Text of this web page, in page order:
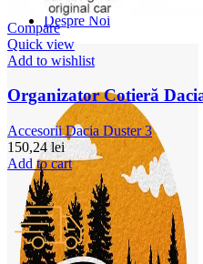
Blog
Despre Noi
Compare
Quick view
Add to wishlist
Organizator Cotieră
Accesorii Dacia Duster 3
150,24lei
Add to cart